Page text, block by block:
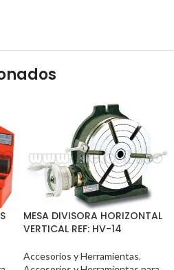
MESA DIVISORA HORIZONTAL
VERTICAL REF: HV-14
Accesorios y Herramientas,